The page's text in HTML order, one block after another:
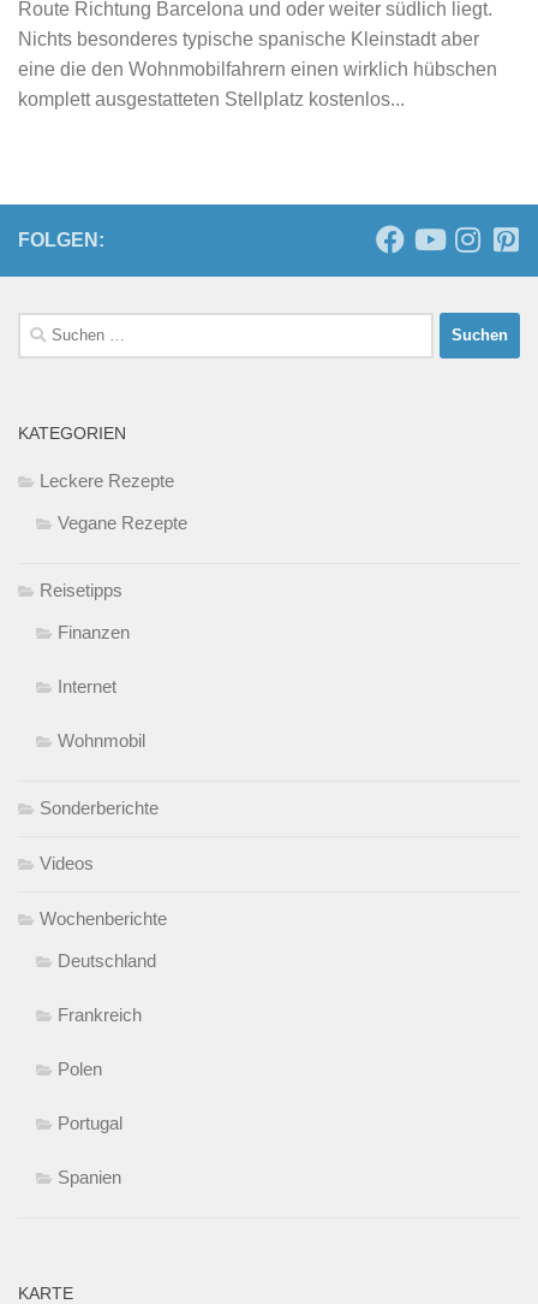
Route Richtung Barcelona und oder weiter südlich liegt.
Nichts besonderes typische spanische Kleinstadt aber
eine die den Wohnmobilfahrern einen wirklich hübschen
komplett ausgestatteten Stellplatz kostenlos...
FOLGEN:
Suchen
nach:
KATEGORIEN
Leckere Rezepte
Vegane Rezepte
Reisetipps
Finanzen
Internet
Wohnmobil
Sonderberichte
Videos
Wochenberichte
Deutschland
Frankreich
Polen
Portugal
Spanien
KARTE